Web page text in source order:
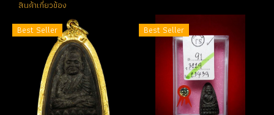
สินค้าเกี่ยวข้อง
Best Seller
Best Seller